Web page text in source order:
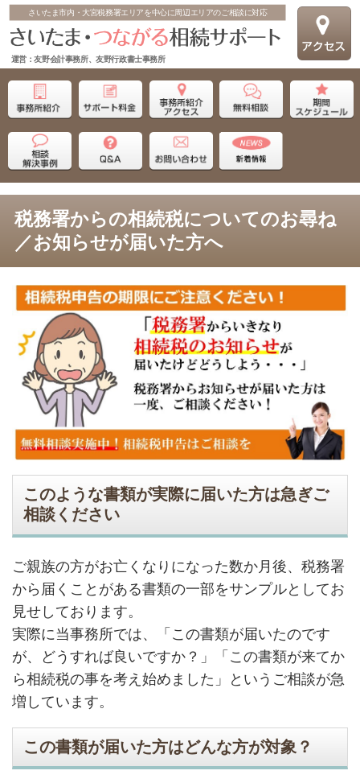
さいたま市内・大宮税務署エリアを中心に周辺エリアのご相談に対応
運営：友野会計事務所、友野行政書士事務所
税務署からの相続税についてのお尋ね
／お知らせが届いた方へ
このような書類が実際に届いた方は急ぎご
相談ください
ご親族の方がお亡くなりになった数か月後、税務署
から届くことがある書類の一部をサンプルとしてお
見せしております。
実際に当事務所では、「この書類が届いたのです
が、どうすれば良いですか？」「この書類が来てか
ら相続税の事を考え始めました」というご相談が急
増しています。
この書類が届いた方はどんな方が対象？